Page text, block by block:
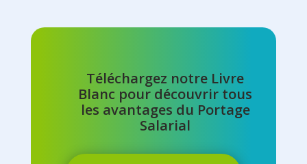
Téléchargez notre Livre
Blanc pour découvrir tous
les avantages du Portage
Salarial